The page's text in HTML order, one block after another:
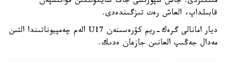
قابىلداپ، العاش رەت تىزگىندەدى.
ديار امانالى گرەك-ريم كۇرەسىنەن U17 الەم چەمپيوناتىندا التىن
مەدال جەڭىپ العانىن جازعان ەدىك.